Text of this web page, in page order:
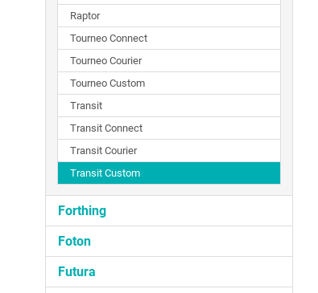
Raptor
Tourneo Connect
Tourneo Courier
Tourneo Custom
Transit
Transit Connect
Transit Courier
Transit Custom
Forthing
Foton
Futura